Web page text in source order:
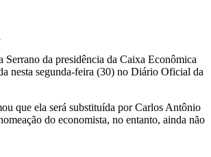
Serrano da presidência da Caixa Econômica
nesta segunda-feira (30) no Diário Oficial da
que ela será substituída por Carlos Antônio
do economista, no entanto, ainda não